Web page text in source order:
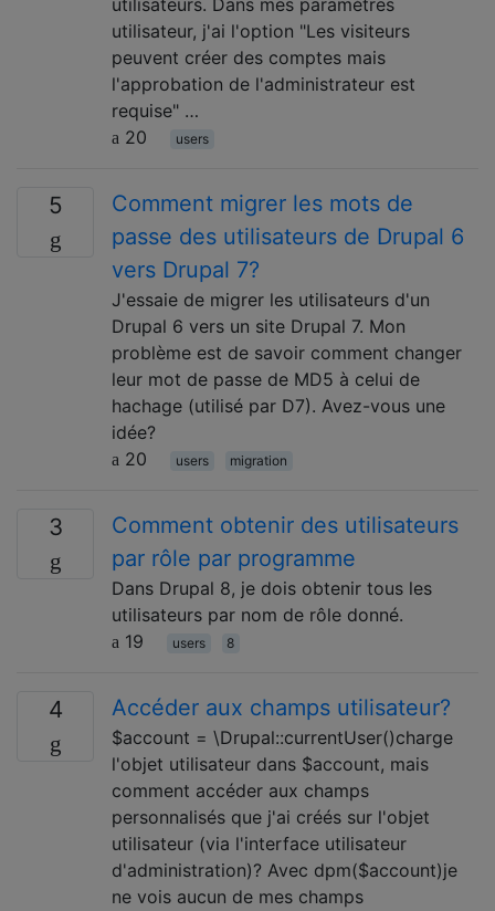
utilisateur, j'ai l'option "Les visiteurs
peuvent créer des comptes mais
l'approbation de l'administrateur est
requise" …
20
users
5
Comment migrer les mots de
passe des utilisateurs de Drupal 6
vers Drupal 7?
J'essaie de migrer les utilisateurs d'un
Drupal 6 vers un site Drupal 7. Mon
problème est de savoir comment changer
leur mot de passe de MD5 à celui de
hachage (utilisé par D7). Avez-vous une
idée?
20
users migration
3
Comment obtenir des utilisateurs
par rôle par programme
Dans Drupal 8, je dois obtenir tous les
utilisateurs par nom de rôle donné.
19
users 8
4 Accéder aux champs utilisateur?
$account = \Drupal::currentUser()charge
l'objet utilisateur dans $account, mais
comment accéder aux champs
personnalisés que j'ai créés sur l'objet
utilisateur (via l'interface utilisateur
d'administration)? Avec dpm($account)je
ne vois aucun de mes champs